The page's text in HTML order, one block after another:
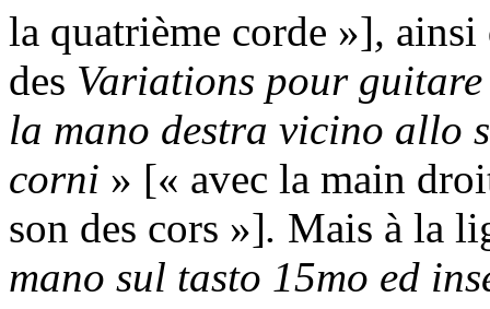
la quatrième corde »], ainsi
des Variations pour guitare
la mano destra vicino allo
corni » [« avec la main
son des cors »]. Mais à la
mano sul tasto 15mo ed